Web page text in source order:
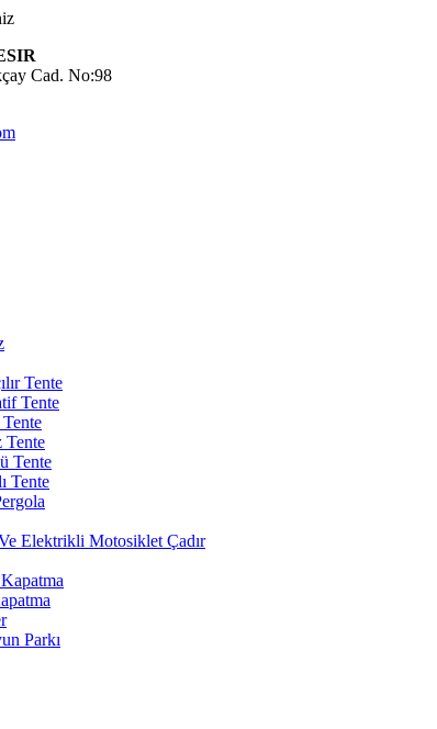
Cad. No:98
Tente
Tente
Tente
Tente
Tente
Elektrikli Motosiklet Çadır
Parkı